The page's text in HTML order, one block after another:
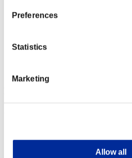
Preferences
Statistics
Marketing
Allow all
Dévoreur d'âme